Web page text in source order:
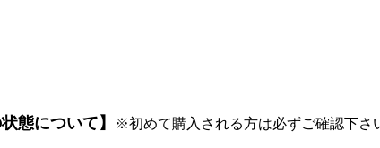
状態について】 ※初めて購入される方は必ずご確認下さ